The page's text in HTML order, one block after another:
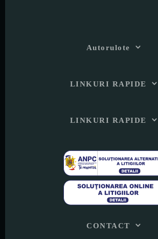
Autorulote
LINKURI RAPIDE
LINKURI RAPIDE
CONTACT